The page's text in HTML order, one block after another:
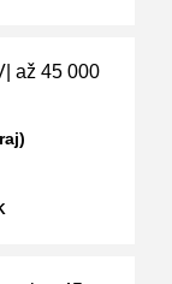
až 45 000